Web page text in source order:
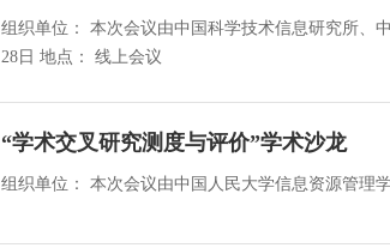
组织单位： 本次会议由中国科学技术信息研究所、中国科
28日 地点： 线上会议
“学术交叉研究测度与评价”学术沙龙